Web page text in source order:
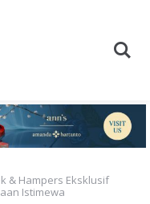
& Hampers Eksklusif
Istimewa